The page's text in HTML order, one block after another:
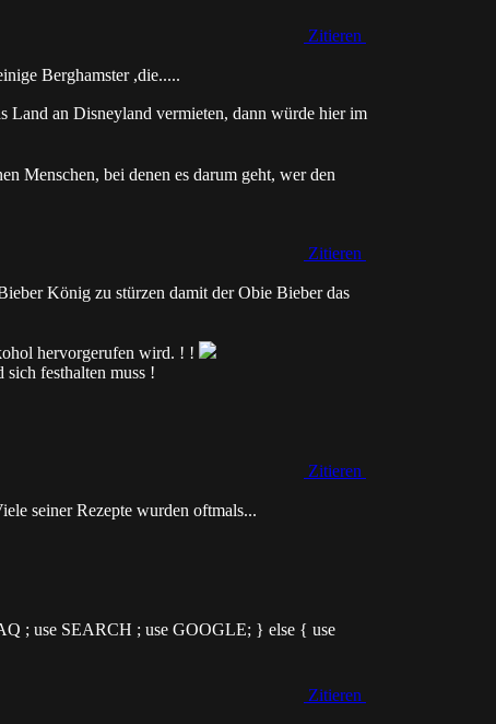
Zitieren
Berghamster ,die.....
Land an Disneyland vermieten, dann würde hier im
Menschen, bei denen es darum geht, wer den
Zitieren
König zu stürzen damit der Obie Bieber das
hervorgerufen wird. ! !
sich festhalten muss !
Zitieren
seiner Rezepte wurden oftmals...
; use SEARCH ; use GOOGLE; } else { use
Zitieren